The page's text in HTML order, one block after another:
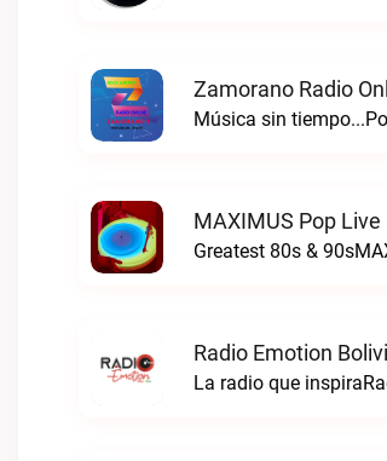
Zamorano Radio
MAXIMUS Pop Live
Greatest 80s &
Radio Emotion
La radio que